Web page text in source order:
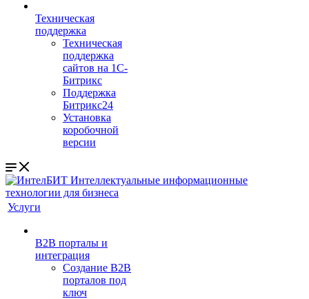
Техническая
поддержка
Техническая
поддержка
сайтов на 1С-
Битрикс
Поддержка
Битрикс24
Установка
коробочной
версии
Услуги
B2B порталы и
интеграция
Создание B2B
порталов под
ключ